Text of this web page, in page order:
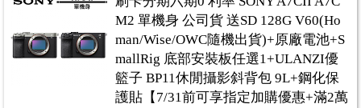
M2 單機身 公司貨 送SD 128G V60(Ho
man/Wise/OWC隨機出貨)+原廠電池+S
mallRig 底部安裝板任選1+ULANZI優
籃子 BP11休閒攝影斜背包 9L+鋼化保
護貼【7/31前可享指定加購優惠+滿2萬